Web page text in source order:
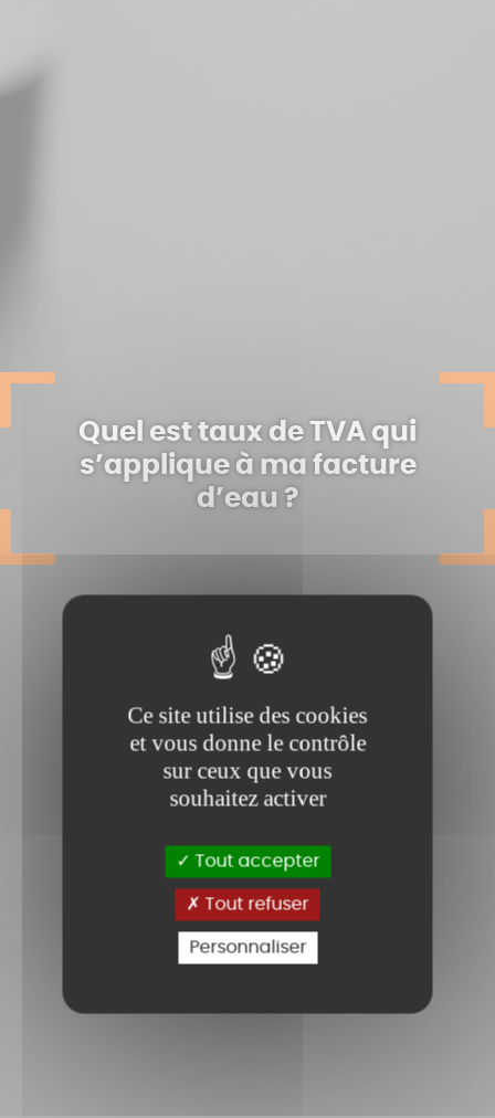
Ce site utilise des cookies
et vous donne le contrôle
sur ceux que vous
souhaitez activer
Tout accepter
Tout refuser
Personnaliser
Quel est taux de TVA qui
s’applique à ma facture
d’eau ?